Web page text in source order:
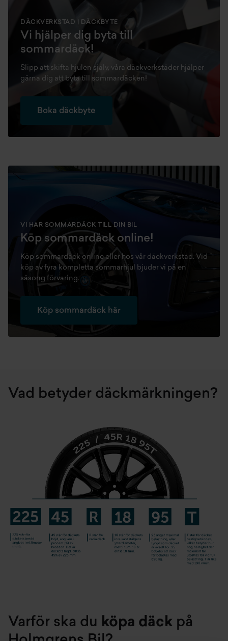
DÄCKVERKSTAD | DÄCKBYTE
Vi hjälper dig byta till
sommardäck!
Slipp att skifta hjulen själv, våra däckverkstäder hjälper
gärna dig att byta till sommardäcken!
Boka däckbyte
VI HAR SOMMARDÄCK TILL DIN BIL
Köp sommardäck online!
Köp sommardäck online eller hos vår däckverkstad. Vid
köp av fyra kompletta sommarhjul bjuder vi på en
säsong förvaring.
Köp sommardäck här
Vad betyder däckmärkningen?
Varför ska du köpa däck på